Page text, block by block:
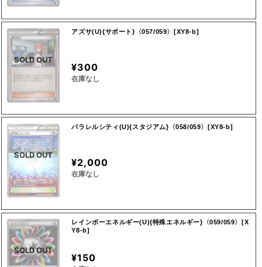
SOLD OUT
アズサ(U){サポート}〈057/059〉[XY8-b]
¥300
在庫なし
SOLD OUT
パラレルシティ(U){スタジアム}〈058/059〉[XY8-b]
¥2,000
在庫なし
SOLD OUT
レインボーエネルギー(U){特殊エネルギー}〈059/059〉[X
Y8-b]
¥150